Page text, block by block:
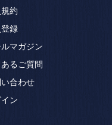
約
録
ルマガジン
るご質問
合わせ
ン